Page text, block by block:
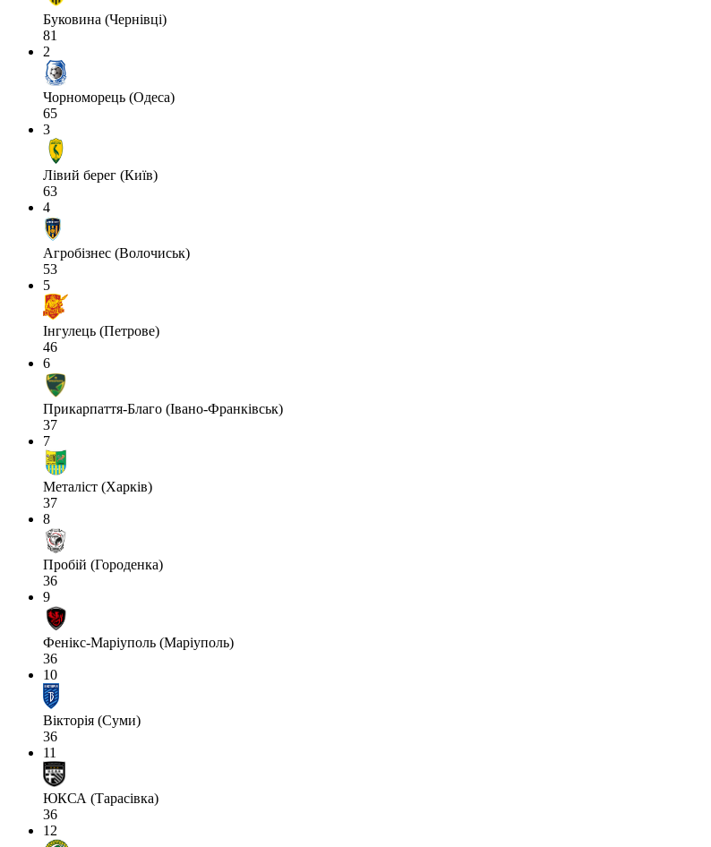
Буковина (Чернівці)
81
2
Чорноморець (Одеса)
65
3
Лівий берег (Київ)
63
4
Агробізнес (Волочиськ)
53
5
Інгулець (Петрове)
46
6
Прикарпаття-Благо (Івано-Франківськ)
37
7
Металіст (Харків)
37
8
Пробій (Городенка)
36
9
Фенікс-Маріуполь (Маріуполь)
36
10
Вікторія (Суми)
36
11
ЮКСА (Тарасівка)
36
12